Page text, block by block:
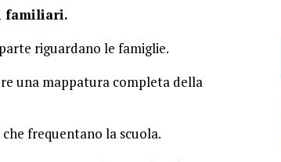
familiari.
riguardano le famiglie.
una mappatura completa della
frequentano la scuola.